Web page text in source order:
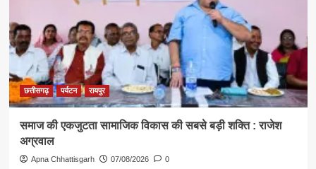
अग्रवाल
दिया
स्वदेशी
अपनाने
का
संदेश
छत्तीसगढ़ पर्यटन रायपुर
समाज की एकजुटता सामाजिक विकास की सबसे बड़ी शक्ति : राजेश
अग्रवाल
Apna Chhattisgarh 07/08/2026 0